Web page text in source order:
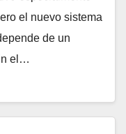
el nuevo sistema
de un
el…